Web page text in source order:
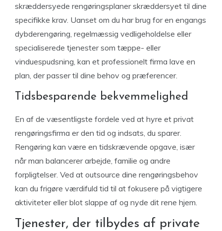
skræddersyede rengøringsplaner skræddersyet til dine
specifikke krav. Uanset om du har brug for en engangs
dybderengøring, regelmæssig vedligeholdelse eller
specialiserede tjenester som tæppe- eller
vinduespudsning, kan et professionelt firma lave en
plan, der passer til dine behov og præferencer.
Tidsbesparende bekvemmelighed
En af de væsentligste fordele ved at hyre et privat
rengøringsfirma er den tid og indsats, du sparer.
Rengøring kan være en tidskrævende opgave, især
når man balancerer arbejde, familie og andre
forpligtelser. Ved at outsource dine rengøringsbehov
kan du frigøre værdifuld tid til at fokusere på vigtigere
aktiviteter eller blot slappe af og nyde dit rene hjem.
Tjenester, der tilbydes af private